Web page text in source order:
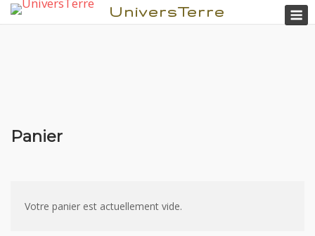
Aller
UniversTerre
Panier
Votre panier est actuellement vide.